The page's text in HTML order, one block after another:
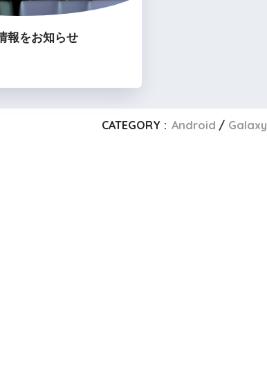
報をお知らせ
CATEGORY : Android Galaxy